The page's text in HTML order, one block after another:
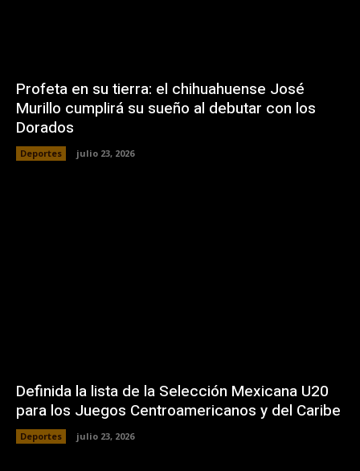
Profeta en su tierra: el chihuahuense José
Murillo cumplirá su sueño al debutar con los
Dorados
Deportes julio 23, 2026
Definida la lista de la Selección Mexicana U20
para los Juegos Centroamericanos y del Caribe
Deportes julio 23, 2026